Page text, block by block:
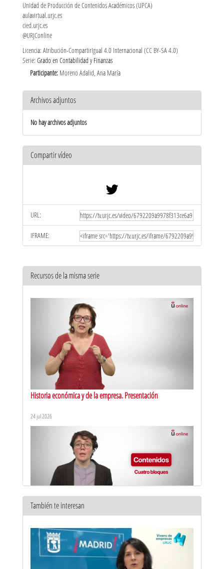
Unidad de Producción de Contenidos Académicos (UPCA)
aulavirtual.urjc.es
cied.urjc.es
@URJConline
Licencia: Atribución-CompartirIgual 4.0 Internacional (CC BY-SA 4.0)
Serie: Grado en Contabilidad y Finanzas
Participante: Moreno Adalid, Ana María
Archivos adjuntos
No hay archivos adjuntos
Compartir vídeo
URL:
IFRAME:
Recursos de la misma serie
Historia económica y de la empresa. Presentación
24 jul 2026
30 ene 2026
También te interesan